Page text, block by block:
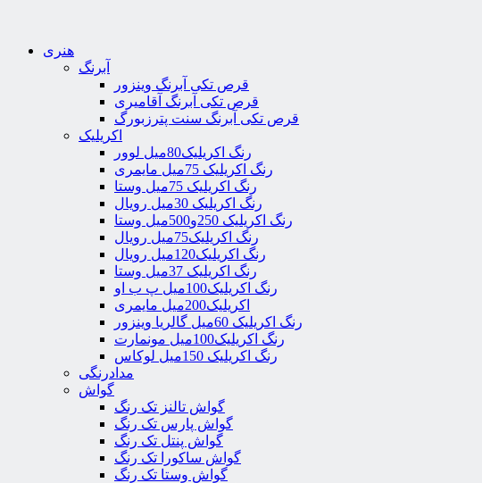
هنری
آبرنگ
قرص تکی آبرنگ وینزور
قرص تکی آبرنگ آقامیری
قرص تکی آبرنگ سنت پترزبورگ
اکریلیک
رنگ اکریلیک80میل لوور
رنگ اکریلیک 75میل مایمری
رنگ اکریلیک 75میل وستا
رنگ اکریلیک 30میل رویال
رنگ اکریلیک 250و500میل وستا
رنگ اکریلیک75میل رویال
رنگ اکریلیک120میل رویال
رنگ اکریلیک 37میل وستا
رنگ اکریلیک100میل پ ب او
اکریلیک200میل مایمری
رنگ اکریلیک 60میل گالریا وینزور
رنگ اکریلیک100میل مونمارت
رنگ اکریلیک 150میل لوکاس
مدادرنگی
گواش
گواش تالنز تک رنگ
گواش پارس تک رنگ
گواش پنتل تک رنگ
گواش ساکورا تک رنگ
گواش وستا تک رنگ